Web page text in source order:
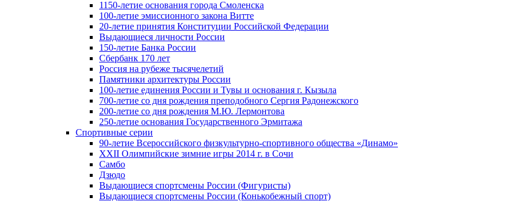
1150-летие основания города Смоленска
100-летие эмиссионного закона Витте
20-летие принятия Конституции Российской Федерации
Выдающиеся личности России
150-летие Банка России
Сбербанк 170 лет
Россия на рубеже тысячелетий
Памятники архитектуры России
100-летие единения России и Тувы и основания г. Кызыла
700-летие со дня рождения преподобного Сергия Радонежского
200-летие со дня рождения М.Ю. Лермонтова
250-летие основания Государственного Эрмитажа
Спортивные серии
90-летие Всероссийского физкультурно-спортивного общества «Динамо»
XXII Олимпийские зимние игры 2014 г. в Сочи
Самбо
Дзюдо
Выдающиеся спортсмены России (Фигуристы)
Выдающиеся спортсмены России (Конькобежный спорт)